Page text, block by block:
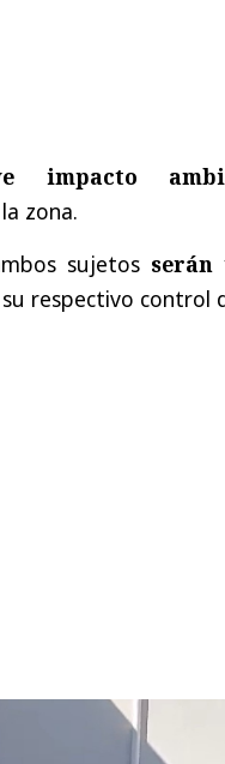
impacto
zona.
sujetos serán
respectivo control